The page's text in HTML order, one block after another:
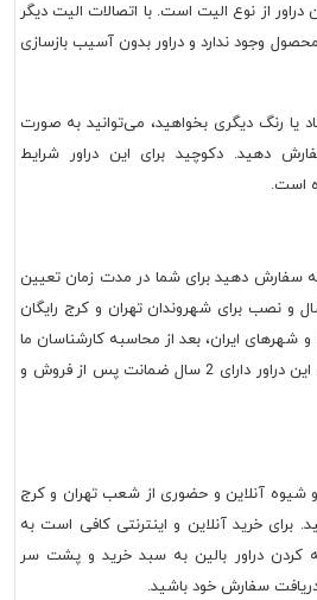
از نوع الیت است. با اتصالات الیت دیگر
محصول وجود ندارد و دراور بدون آسیب بازسازی
در ابعاد یا رنگ دیگری بخواهید، می‌توانید به صورت
دهید. دکوچید برای این دراور شرایط
است.
که سفارش دهید برای شما در مدت زمان تعیین
و نصب برای شهروندان تهران و کرج رایگان
شهرهای ایران، بعد از محاسبه کارشناسان ما
در دکوچید اطلاع داده می‌شود. این دراور دارای 2 سال ضمانت پس از فروش و
را به دو شیوه آنلاین و حضوری از شعب تهران و کرج
برای خرید آنلاین و اینترنتی کافی است به
کردن دراور بالین به سبد خرید و پشت سر
سفارش خود باشید.